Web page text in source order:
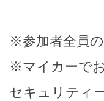
※参加者全員
※マイカーで
セキュリティ